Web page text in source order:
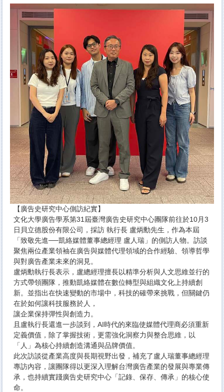
【廣告史研究中心側訪紀實】
文化大學廣告學系第31屆臺灣廣告史研究中心團隊前往於10月3
日貝立德股份有限公司，採訪 執行長 盧炳勳先生，作為本屆
「致敬先進──凱絡媒體董事總經理 盧人瑞」的側訪人物。訪談
聚焦兩位產業領袖在廣告與媒體代理領域的合作經驗、領導哲學
與對廣告產業未來的洞見。
盧炳勳執行長表示，盧總經理擅長以精準分析與人文思維並行的
方式帶領團隊，推動凱絡媒體在數位轉型與組織文化上持續創
新。並指出在快速變動的市場中，科技的確帶來挑戰，但關鍵仍
在於如何讓科技服務於人，
讓企業保持彈性與創造力。
且盧執行長還進一步談到，AI時代的來臨使媒體代理商必須重新
定義價值，除了掌握技術，更需強化洞察力與整合思維，以
「人」為核心持續創造溝通與品牌價值。
此次訪談從產業高度與長期視野出發，補充了盧人瑞董事總經理
專訪內容，讓團隊得以更深入理解台灣廣告產業的發展與專業傳
承，也持續實踐廣告史研究中心「記錄、保存、傳承」的核心使
命。